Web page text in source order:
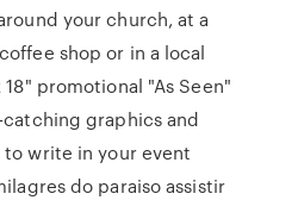
your church, at a
shop or in a local
18" promotional "As Seen"
graphics and
write in your event
do paraiso assistir